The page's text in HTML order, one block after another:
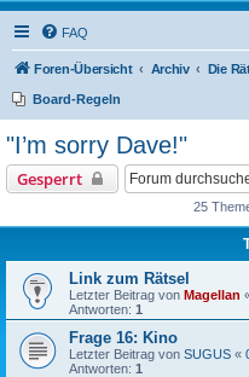
FAQ
Foren-Übersicht Archiv Die
Board-Regeln
"I’m sorry Dave!"
Gesperrt
25
Link zum Rätsel
Letzter Beitrag von Magellan
Antworten: 1
Frage 16: Kino
Letzter Beitrag von SUGUS «
Antworten: 1